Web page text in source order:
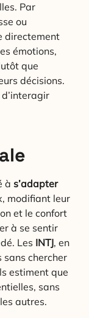
Par
ou
directement
émotions,
que
décisions.
à s’adapter
modifiant leur
et le confort
à se sentir
Les INTJ, en
sans chercher
estiment que
sans
autres.